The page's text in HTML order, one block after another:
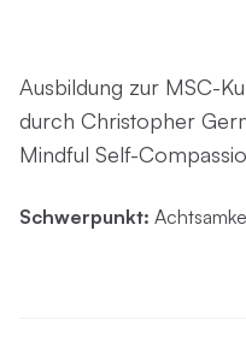
Ausbildung zur MSC-
durch Christopher
Mindful Self-
Schwerpunkt: